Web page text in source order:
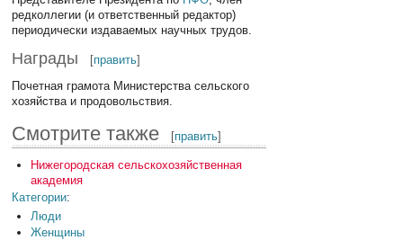
редколлегии (и ответственный редактор)
периодически издаваемых научных трудов.
Награды [править]
Почетная грамота Министерства сельского
хозяйства и продовольствия.
Смотрите также [править]
Нижегородская сельскохозяйственная
академия
Категории:
Люди
Женщины